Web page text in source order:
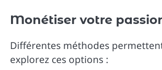
Monétiser votre
Différentes méthodes
explorez ces options :